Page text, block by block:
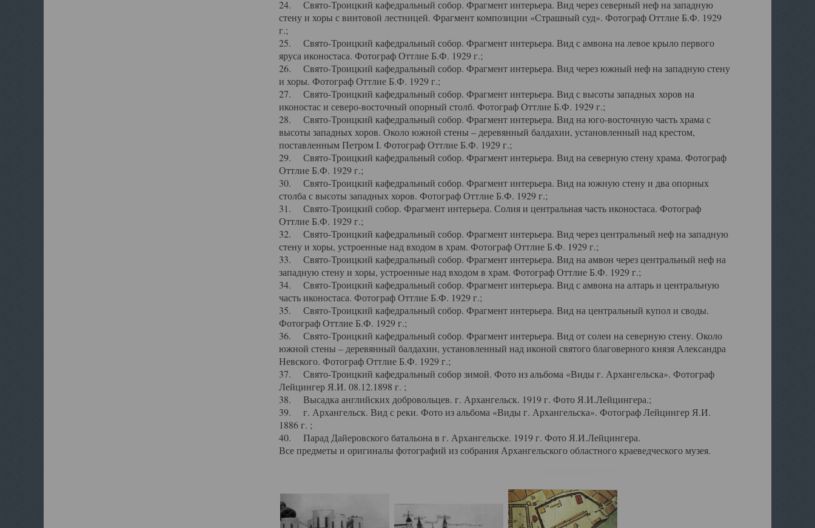
24. Свято-Троицкий кафедральный собор. Фрагмент интерьера. Вид через северный неф на западную
стену и хоры с винтовой лестницей. Фрагмент композиции «Страшный суд». Фотограф Оттлие Б.Ф. 1929
г.;
25. Свято-Троицкий кафедральный собор. Фрагмент интерьера. Вид с амвона на левое крыло первого
яруса иконостаса. Фотограф Оттлие Б.Ф. 1929 г.;
26. Свято-Троицкий кафедральный собор. Фрагмент интерьера. Вид через южный неф на западную стену
и хоры. Фотограф Оттлие Б.Ф. 1929 г.;
27. Свято-Троицкий кафедральный собор. Фрагмент интерьера. Вид с высоты западных хоров на
иконостас и северо-восточный опорный столб. Фотограф Оттлие Б.Ф. 1929 г.;
28. Свято-Троицкий кафедральный собор. Фрагмент интерьера. Вид на юго-восточную часть храма с
высоты западных хоров. Около южной стены – деревянный балдахин, установленный над крестом,
поставленным Петром I. Фотограф Оттлие Б.Ф. 1929 г.;
29. Свято-Троицкий кафедральный собор. Фрагмент интерьера. Вид на северную стену храма. Фотограф
Оттлие Б.Ф. 1929 г.;
30. Свято-Троицкий кафедральный собор. Фрагмент интерьера. Вид на южную стену и два опорных
столба с высоты западных хоров. Фотограф Оттлие Б.Ф. 1929 г.;
31. Свято-Троицкий собор. Фрагмент интерьера. Солия и центральная часть иконостаса. Фотограф
Оттлие Б.Ф. 1929 г.;
32. Свято-Троицкий кафедральный собор. Фрагмент интерьера. Вид через центральный неф на западную
стену и хоры, устроенные над входом в храм. Фотограф Оттлие Б.Ф. 1929 г.;
33. Свято-Троицкий кафедральный собор. Фрагмент интерьера. Вид на амвон через центральный неф на
западную стену и хоры, устроенные над входом в храм. Фотограф Оттлие Б.Ф. 1929 г.;
34. Свято-Троицкий кафедральный собор. Фрагмент интерьера. Вид с амвона на алтарь и центральную
часть иконостаса. Фотограф Оттлие Б.Ф. 1929 г.;
35. Свято-Троицкий кафедральный собор. Фрагмент интерьера. Вид на центральный купол и своды.
Фотограф Оттлие Б.Ф. 1929 г.;
36. Свято-Троицкий кафедральный собор. Фрагмент интерьера. Вид от солеи на северную стену. Около
южной стены – деревянный балдахин, установленный над иконой святого благоверного князя Александра
Невского. Фотограф Оттлие Б.Ф. 1929 г.;
37. Свято-Троицкий кафедральный собор зимой. Фото из альбома «Виды г. Архангельска». Фотограф
Лейцингер Я.И. 08.12.1898 г. ;
38. Высадка английских добровольцев. г. Архангельск. 1919 г. Фото Я.И.Лейцингера.;
39. г. Архангельск. Вид с реки. Фото из альбома «Виды г. Архангельска». Фотограф Лейцингер Я.И.
1886 г. ;
40. Парад Дайеровского батальона в г. Архангельске. 1919 г. Фото Я.И.Лейцингера.
Все предметы и оригиналы фотографий из собрания Архангельского областного краеведческого музея.